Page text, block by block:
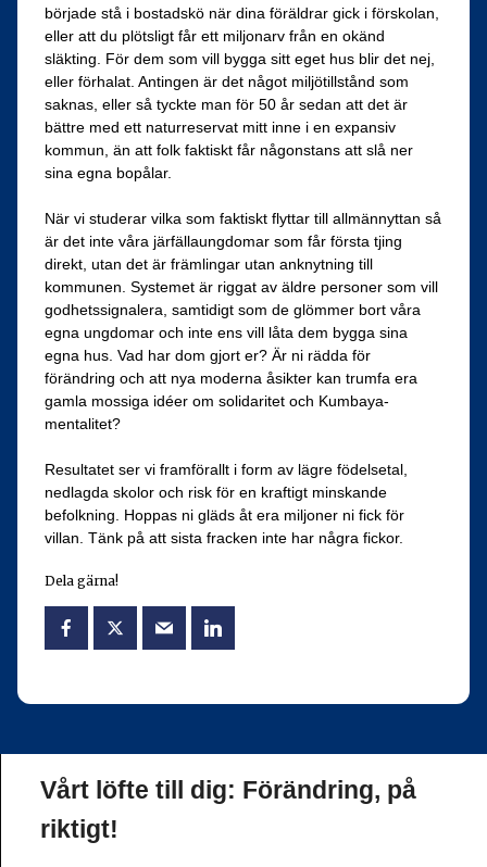
började stå i bostadskö när dina föräldrar gick i förskolan,
eller att du plötsligt får ett miljonarv från en okänd
släkting. För dem som vill bygga sitt eget hus blir det nej,
eller förhalat. Antingen är det något miljötillstånd som
saknas, eller så tyckte man för 50 år sedan att det är
bättre med ett naturreservat mitt inne i en expansiv
kommun, än att folk faktiskt får någonstans att slå ner
sina egna bopålar.
När vi studerar vilka som faktiskt flyttar till allmännyttan så
är det inte våra järfällaungdomar som får första tjing
direkt, utan det är främlingar utan anknytning till
kommunen. Systemet är riggat av äldre personer som vill
godhetssignalera, samtidigt som de glömmer bort våra
egna ungdomar och inte ens vill låta dem bygga sina
egna hus. Vad har dom gjort er? Är ni rädda för
förändring och att nya moderna åsikter kan trumfa era
gamla mossiga idéer om solidaritet och Kumbaya-
mentalitet?
Resultatet ser vi framförallt i form av lägre födelsetal,
nedlagda skolor och risk för en kraftigt minskande
befolkning. Hoppas ni gläds åt era miljoner ni fick för
villan. Tänk på att sista fracken inte har några fickor.
Dela gärna!
Vårt löfte till dig: Förändring, på
riktigt!